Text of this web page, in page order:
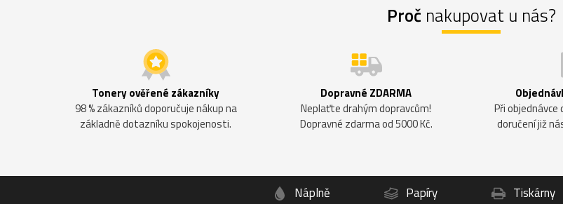
Proč nakupovat u nás?
Tonery ověřené zákazníky
98 % zákazníků doporučuje nákup na
základně dotazníku spokojenosti.
Dopravné ZDARMA
Neplaťte drahým dopravcům!
Dopravné zdarma od 5000 Kč.
Při
doručení již
Náplně Papíry Tiskárny